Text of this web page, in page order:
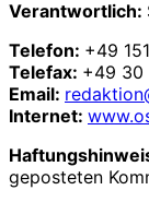
Verantwortlich:
Telefon: +49
Telefax: +49 30
Email:
Internet:
geposteten